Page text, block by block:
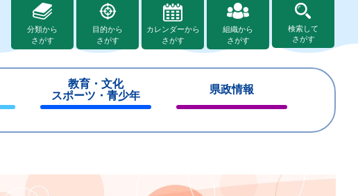
分類から
さがす
目的から
さがす
カレンダーから
さがす
組織から
さがす
検索して
さがす
教育・文化
スポーツ・青少年
じ
県政情報
じ